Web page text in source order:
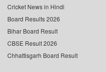
Cricket News in Hindi
Board Results 2026
Bihar Board Result
CBSE Result 2026
Chhattisgarh Board Result